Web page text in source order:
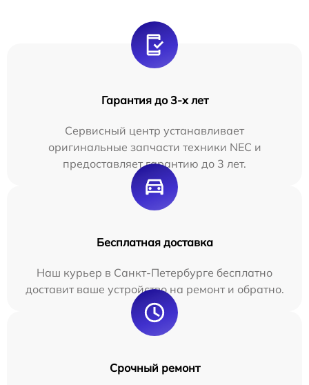
Гарантия до 3-х лет
Сервисный центр устанавливает
оригинальные запчасти техники NEC и
предоставляет гарантию до 3 лет.
Бесплатная доставка
Наш курьер в Санкт-Петербурге бесплатно
доставит ваше устройство на ремонт и обратно.
Срочный ремонт